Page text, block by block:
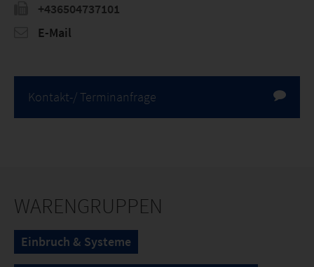
+436504737101
E-Mail
Kontakt-/ Terminanfrage
WARENGRUPPEN
Einbruch & Systeme